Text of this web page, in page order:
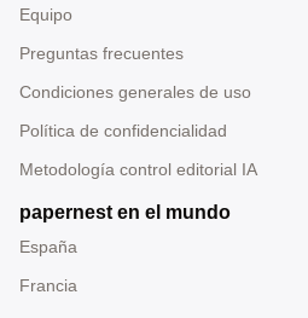
Equipo
Preguntas frecuentes
Condiciones generales de uso
Política de confidencialidad
Metodología control editorial IA
papernest en el mundo
España
Francia